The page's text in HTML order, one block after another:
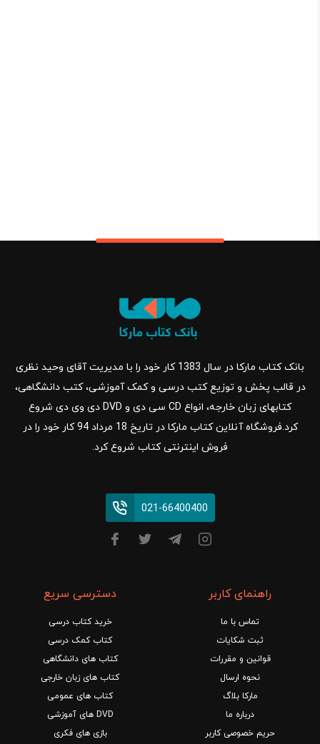
بانک کتاب مارکا در سال 1383 کار خود را با مدیریت آقای وحید نظری
در قالب پخش و توزیع کتب درسی و کمک آموزشی، کتب دانشگاهی،
کتابهای زبان خارجه، انواع CD سی دی و DVD دی وی دی شروع
کرد.فروشگاه آنلاین کتاب مارکا در تاریخ 18 مرداد 94 کار خود را در
فروش اینترنتی کتاب شروع کرد.
021-66400400
راهنمای کاربر
تماس با ما
ثبت شکایات
قوانین و مقررات
نحوه ارسال
مارکا بلاگ
درباره ما
حریم خصوصی کاربر
دسترسی سریع
خرید کتاب درسی
کتاب کمک درسی
کتاب های دانشگاهی
کتاب های زبان خارجی
کتاب های عمومی
DVD های آموزشی
بازی های فکری